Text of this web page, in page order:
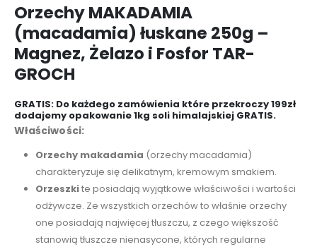
Orzechy MAKADAMIA
(macadamia) łuskane 250g –
Magnez, Żelazo i Fosfor TAR-
GROCH
GRATIS: Do każdego zamówienia które przekroczy 199zł
dodajemy opakowanie 1kg soli himalajskiej GRATIS.
Właściwości:
Orzechy makadamia (orzechy macadamia)
charakteryzuje się delikatnym, kremowym smakiem.
Orzeszkite posiadają wyjątkowe właściwości i wartości
odżywcze. Ze wszystkich orzechów to właśnie orzechy
one posiadają najwięcej tłuszczu, z czego większość
stanowią tłuszcze nienasycone, których regularne